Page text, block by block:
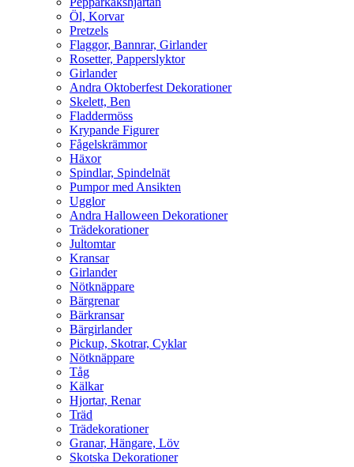
Öl, Korvar
Pretzels
Flaggor, Bannrar, Girlander
Rosetter, Papperslyktor
Girlander
Andra Oktoberfest Dekorationer
Skelett, Ben
Fladdermöss
Krypande Figurer
Fågelskrämmor
Häxor
Spindlar, Spindelnät
Pumpor med Ansikten
Ugglor
Andra Halloween Dekorationer
Trädekorationer
Jultomtar
Kransar
Girlander
Nötknäppare
Bärgrenar
Bärkransar
Bärgirlander
Pickup, Skotrar, Cyklar
Nötknäppare
Tåg
Kälkar
Hjortar, Renar
Träd
Trädekorationer
Granar, Hängare, Löv
Skotska Dekorationer